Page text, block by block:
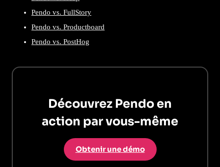
Pendo vs. FullStory
Pendo vs. Productboard
Pendo vs. PostHog
Découvrez Pendo en
action par vous-même
Obtenir une démo